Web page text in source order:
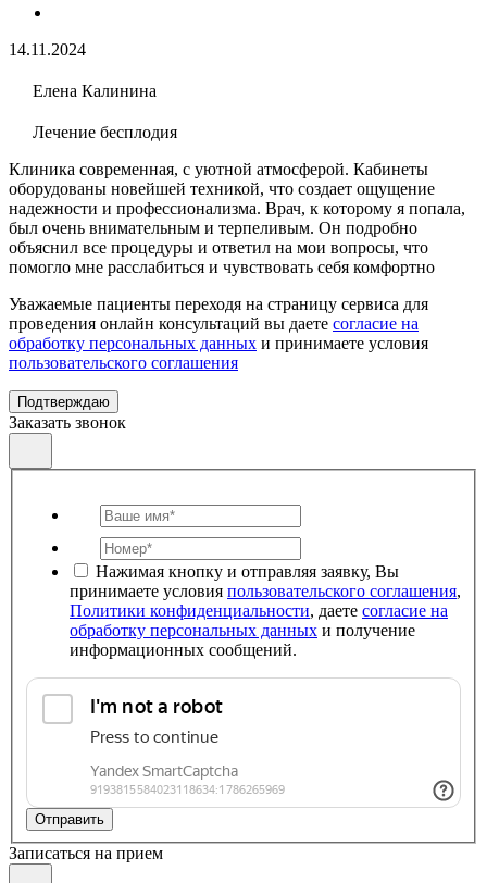
14.11.2024
Елена Калинина
Лечение бесплодия
Клиника современная, с уютной атмосферой. Кабинеты
оборудованы новейшей техникой, что создает ощущение
надежности и профессионализма. Врач, к которому я попала,
был очень внимательным и терпеливым. Он подробно
объяснил все процедуры и ответил на мои вопросы, что
помогло мне расслабиться и чувствовать себя комфортно
Уважаемые пациенты переходя на страницу сервиса для
проведения онлайн консультаций вы даете согласие на
обработку персональных данных и принимаете условия
пользовательского соглашения
Подтверждаю
Заказать звонок
Нажимая кнопку и отправляя заявку, Вы
принимаете условия пользовательского соглашения,
Политики конфиденциальности, даете согласие на
обработку персональных данных и получение
информационных сообщений.
Отправить
Записаться на прием